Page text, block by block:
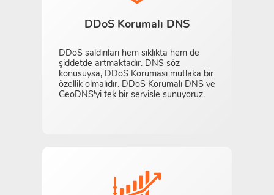
DDoS Korumalı DNS
DDoS saldırıları hem sıklıkta hem de
şiddetde artmaktadır. DNS söz
konusuysa, DDoS Koruması mutlaka bir
özellik olmalıdır. DDoS Korumalı DNS ve
GeoDNS'yi tek bir servisle sunuyoruz.